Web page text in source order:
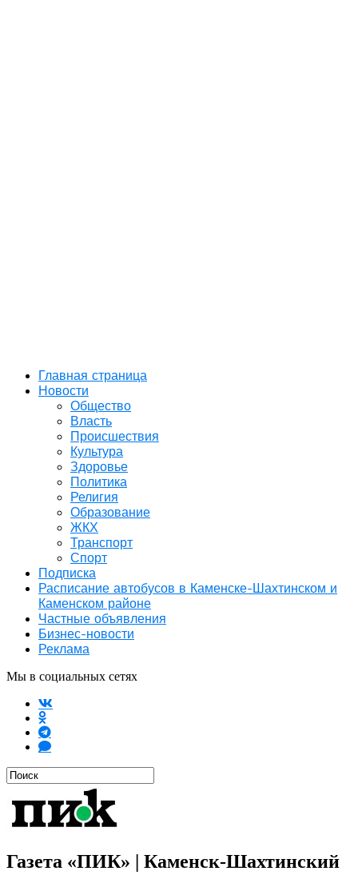
Главная страница
Новости
Общество
Власть
Происшествия
Культура
Здоровье
Политика
Религия
Образование
ЖКХ
Транспорт
Спорт
Подписка
Расписание автобусов в Каменске-Шахтинском и
Каменском районе
Частные объявления
Бизнес-новости
Реклама
Мы в социальных сетях
Газета «ПИК» | Каменск-Шахтинский